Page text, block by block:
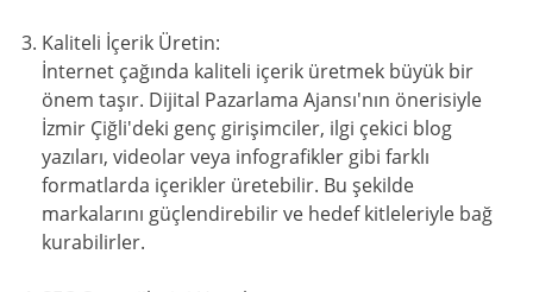
Kaliteli İçerik Üretin:
İnternet çağında kaliteli içerik üretmek büyük bir
önem taşır. Dijital Pazarlama Ajansı'nın önerisiyle
İzmir Çiğli'deki genç girişimciler, ilgi çekici blog
yazıları, videolar veya infografikler gibi farklı
formatlarda içerikler üretebilir. Bu şekilde
markalarını güçlendirebilir ve hedef kitleleriyle bağ
kurabilirler.